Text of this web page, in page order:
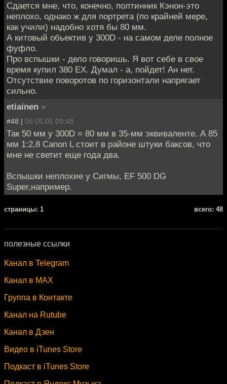
Сдается мне, что, конечно, полтинник Кэнон-это
неплохо, однако ж для портрета (по крайней мере,
как учили) надобно хотя бы 80 мм.
А китовый обьектив у 300D - на самом деле полное
фуфло.
Про вспышки - дело говоришь. Я вот себе в свое
время купил 380 ЕХ. Думал - а, пойдет! Ан нет.
Отсутствие поворотов по горизонтали напрягает
сильно.
etiainen »
#48 | 05.05.05 09:48
Так 50 мм у 300D = 80 мм в 35-мм эквиваленте. А 85
мм 1:2,8 Canon L стоит в районе штуки баксов, что
мне не светит еще года два.
Вспышки неплохие у Сигмы, EF 500 DG
Super,например.
cтраницы: 1 всего: 48
полезные ссылки
Канал в Telegram
Канал в MAX
Группа в Контакте
Канал на Rutube
Канал в Дзен
Видео в iTunes Store
Подкаст в iTunes Store